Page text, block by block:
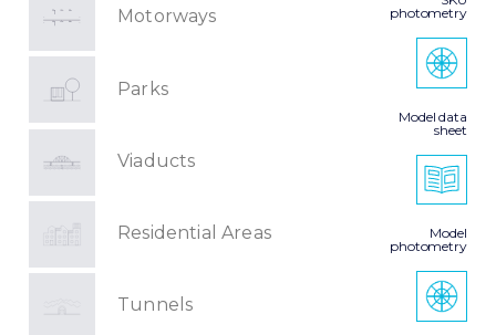
Motorways
Parks
Viaducts
Residential Areas
Tunnels
photometry
Model data
sheet
Model
photometry